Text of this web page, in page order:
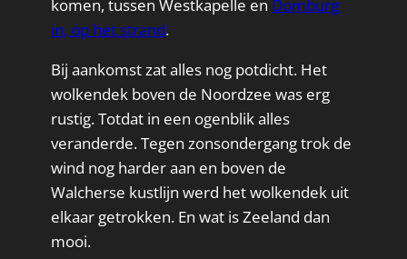
komen, tussen Westkapelle en Domburg
in, op het strand.
Bij aankomst zat alles nog potdicht. Het
wolkendek boven de Noordzee was erg
rustig. Totdat in een ogenblik alles
veranderde. Tegen zonsondergang trok de
wind nog harder aan en boven de
Walcherse kustlijn werd het wolkendek uit
elkaar getrokken. En wat is Zeeland dan
mooi.